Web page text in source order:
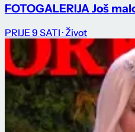
FOTOGALERIJA Još
PRIJE 9 SATI · Život